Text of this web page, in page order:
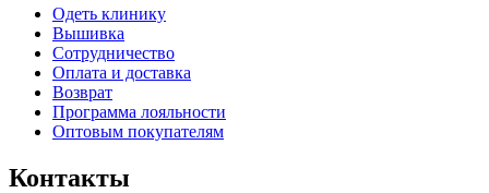
Одеть клинику
Вышивка
Сотрудничество
Оплата и доставка
Возврат
Программа лояльности
Оптовым покупателям
Контакты